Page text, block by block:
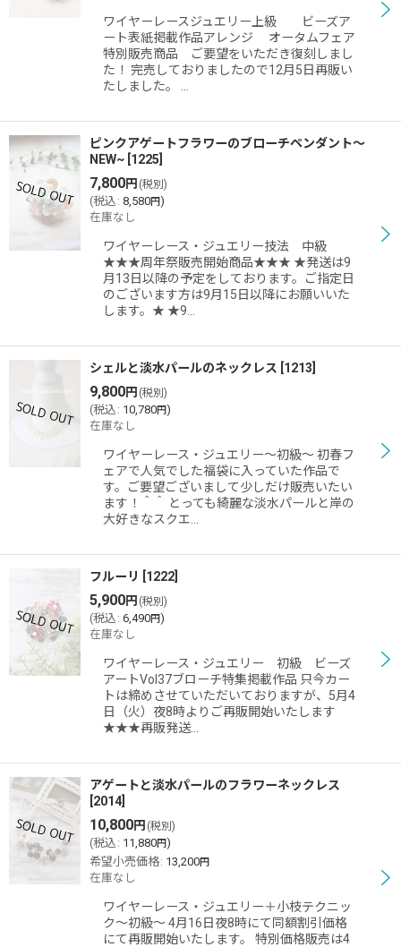
ワイヤーレースジュエリー上級 ビーズア
ート表紙掲載作品アレンジ オータムフェア
特別販売商品 ご要望をいただき復刻しまし
た！ 完売しておりましたので12月5日再販い
たしました。 …
ピンクアゲートフラワーのブローチペンダント〜
NEW~ 1225
7,800円 (税別)
(税込 : 8,580円)
在庫なし
ワイヤーレース・ジュエリー技法 中級
★★★周年祭販売開始商品★★★ ★発送は9
月13日以降の予定をしております。ご指定日
のございます方は9月15日以降にお願いいた
します。★ ★9…
シェルと淡水パールのネックレス 1213
9,800円 (税別)
(税込 : 10,780円)
在庫なし
ワイヤーレース・ジュエリー〜初級〜 初春フ
ェアで人気でした福袋に入っていた作品で
す。ご要望ございまして少しだけ販売いたい
ます！＾＾ とっても綺麗な淡水パールと岸の
大好きなスクエ…
フルーリ 1222
5,900円 (税別)
(税込 : 6,490円)
在庫なし
ワイヤーレース・ジュエリー 初級 ビーズ
アートVol37ブローチ特集掲載作品 只今カー
トは締めさせていただいておりますが、5月4
日（火）夜8時よりご再販開始いたします
★★★再販発送…
アゲートと淡水パールのフラワーネックレス
2014
10,800円 (税別)
(税込 : 11,880円)
希望小売価格: 13,200円
在庫なし
ワイヤーレース・ジュエリー＋小枝テクニッ
ク〜初級〜 4月16日夜8時にて同額割引価格
にて再販開始いたします。 特別価格販売は4